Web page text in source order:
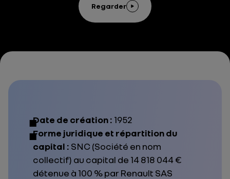
Regarder
Date de création : 1952
Forme juridique et répartition du
capital : SNC (Société en nom
collectif) au capital de 14 818 044 €
détenue à 100 % par Renault SAS